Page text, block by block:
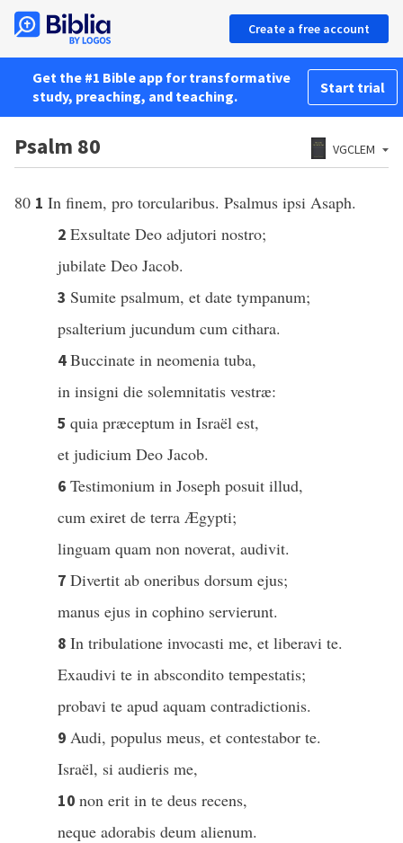
Create a free account
Get the #1 Bible app for transformative
study, preaching, and teaching.
Start trial
Psalm 80 VGCLEM
80 1 In finem, pro torcularibus. Psalmus ipsi Asaph.
2 Exsultate Deo adjutori nostro;
jubilate Deo Jacob.
3 Sumite psalmum, et date tympanum;
psalterium jucundum cum cithara.
4Buccinate in neomenia tuba,
in insigni die solemnitatis vestræ:
5 quia præceptum in Israël est,
et judicium Deo Jacob.
6 Testimonium in Joseph posuit illud,
cum exiret de terra Ægypti;
linguam quam non noverat, audivit.
7 Divertit ab oneribus dorsum ejus;
manus ejus in cophino servierunt.
8 In tribulatione invocasti me, et liberavi te.
Exaudivi te in abscondito tempestatis;
probavi te apud aquam contradictionis.
9 Audi, populus meus, et contestabor te.
Israël, si audieris me,
10 non erit in te deus recens,
neque adorabis deum alienum.